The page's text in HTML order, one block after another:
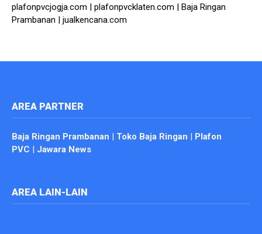
plafonpvcjogja.com | plafonpvcklaten.com | Baja Ringan
Prambanan | jualkencana.com
AREA PARTNER
Baja Ringan Prambanan | Toko Baja Ringan | Plafon
PVC | Jawara News
AREA LAIN-LAIN